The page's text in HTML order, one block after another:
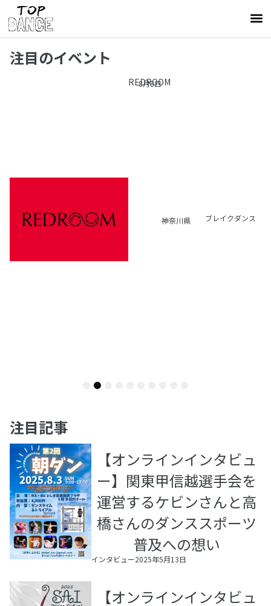
注目のイベント
REDROOM
8月8日
神奈川県 ブレイクダンス
5
注目記事
【オンラインインタビュ
ー】関東甲信越選手会を
運営するケビンさんと高
橋さんのダンススポーツ
普及への想い
インタビュー2025年5月13日
【オンラインインタビュ